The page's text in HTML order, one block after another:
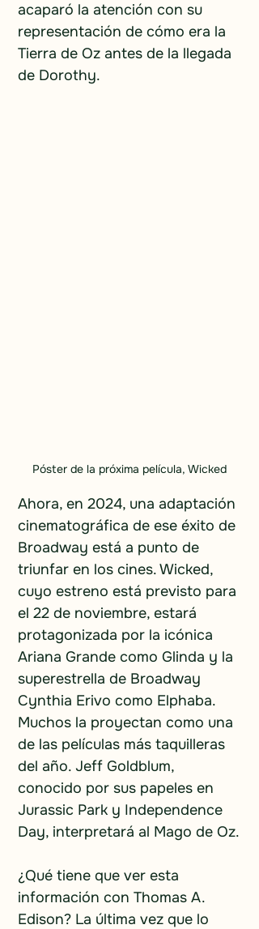
acaparó la atención con su
representación de cómo era la
Tierra de Oz antes de la llegada
de Dorothy.
Póster de la próxima película, Wicked
Ahora, en 2024, una adaptación
cinematográfica de ese éxito de
Broadway está a punto de
triunfar en los cines. Wicked,
cuyo estreno está previsto para
el 22 de noviembre, estará
protagonizada por la icónica
Ariana Grande como Glinda y la
superestrella de Broadway
Cynthia Erivo como Elphaba.
Muchos la proyectan como una
de las películas más taquilleras
del año. Jeff Goldblum,
conocido por sus papeles en
Jurassic Park y Independence
Day, interpretará al Mago de Oz.
¿Qué tiene que ver esta
información con Thomas A.
Edison? La última vez que lo